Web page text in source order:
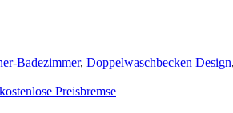
Badezimmer, Doppelwaschbecken Design,
Preisbremse